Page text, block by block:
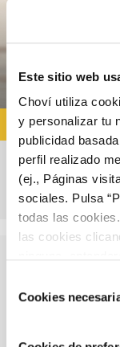
Este sitio web
Choví utiliza
y personalizar tu
publicidad
perfil realizado
(ej., Páginas
sociales. Pulsa
todas las
las cookies
COOKIES.
deCookies
Trucos para